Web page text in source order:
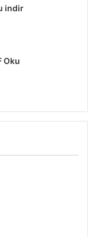
indir
Oku